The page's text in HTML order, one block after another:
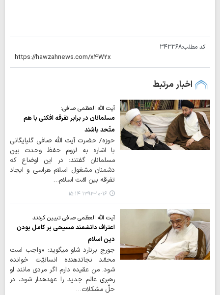
کد مطلب:343368
اخبار مرتبط
آیت الله العظمی صافی:
مسلمانان در برابر تفرقه افکنی با هم
متّحد باشند
حوزه/ حضرت آیت الله صافی گلپایگانی
با اشاره به لزوم حفظ وحدت بین
مسلمانان گفتند: در این اوضاع که
دشمنان مشغول اسلام هراسی و ایجاد
تفرقه بین امّت اسلام…
۱۳۹۳-۱۰-۱۶ ۱۵:۱۴
آیت الله العظمی صافی تبیین کردند
اعتراف دانشمند مسیحی بر کامل بودن
دین اسلام
جورج برنارد شاو مي‎گويد: «واجب است
محمّد نجات‎دهنده انسانيّت خوانده
شود. من عقيده دارم اگر مردي مانند او
رهبري عالم جديد را عهده‎دار شود، در
حلّ مشكلات…